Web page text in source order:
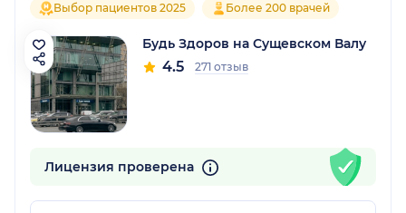
Выбор пациентов 2025 Более 200 врачей
Будь Здоров на Сущевском Валу
4.5 271 отзыв
Лицензия проверена